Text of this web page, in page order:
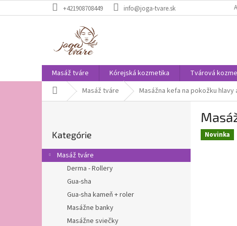
na
+421908708449 info@joga-tvare.sk
Masáž tváre Kórejská kozmetika Tvárová
DomovMasáž tváre Masážna kefa na pokožku hlavy
ý
p
kategórie
Kategórie
Masáž tváre
Derma - Rollery
Gua-sha
Gua-sha kameň + roler
Masážne banky
Masážne sviečky
Novinka